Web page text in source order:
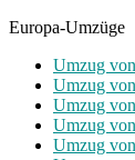
Europa-Umzüge
Umzug
Umzug
Umzug
Umzug
Umzug